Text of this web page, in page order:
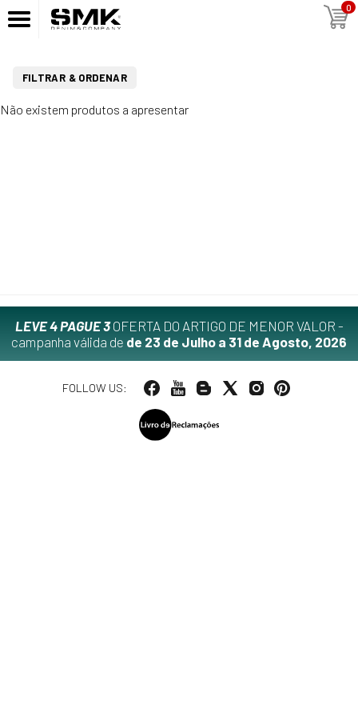
0
FILTRAR & ORDENAR
Não existem produtos a apresentar
LEVE 4 PAGUE 3OFERTA DO ARTIGO DE MENOR VALOR -
campanha válida de de 23 de Julho a 31 de Agosto, 2026
FOLLOW US: